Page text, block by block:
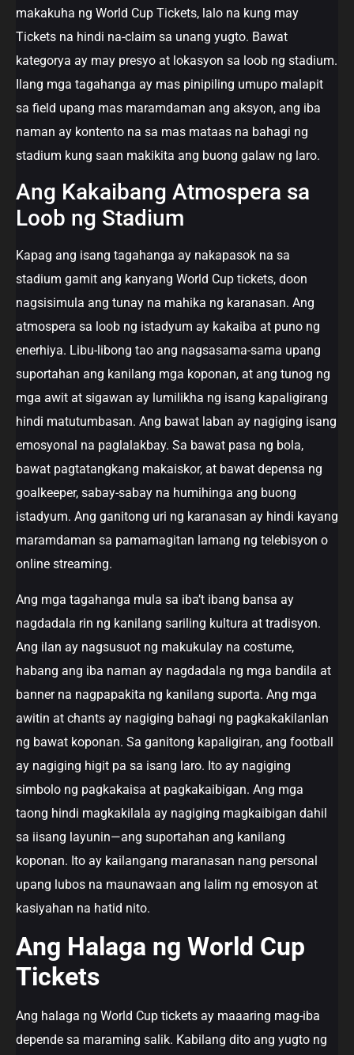
makakuha ng World Cup Tickets, lalo na kung may
Tickets na hindi na-claim sa unang yugto. Bawat
kategorya ay may presyo at lokasyon sa loob ng stadium.
Ilang mga tagahanga ay mas pinipiling umupo malapit
sa field upang mas maramdaman ang aksyon, ang iba
naman ay kontento na sa mas mataas na bahagi ng
stadium kung saan makikita ang buong galaw ng laro.
Ang Kakaibang Atmospera sa
Loob ng Stadium
Kapag ang isang tagahanga ay nakapasok na sa
stadium gamit ang kanyang World Cup tickets, doon
nagsisimula ang tunay na mahika ng karanasan. Ang
atmospera sa loob ng istadyum ay kakaiba at puno ng
enerhiya. Libu-libong tao ang nagsasama-sama upang
suportahan ang kanilang mga koponan, at ang tunog ng
mga awit at sigawan ay lumilikha ng isang kapaligirang
hindi matutumbasan. Ang bawat laban ay nagiging isang
emosyonal na paglalakbay. Sa bawat pasa ng bola,
bawat pagtatangkang makaiskor, at bawat depensa ng
goalkeeper, sabay-sabay na humihinga ang buong
istadyum. Ang ganitong uri ng karanasan ay hindi kayang
maramdaman sa pamamagitan lamang ng telebisyon o
online streaming.
Ang mga tagahanga mula sa iba’t ibang bansa ay
nagdadala rin ng kanilang sariling kultura at tradisyon.
Ang ilan ay nagsusuot ng makukulay na costume,
habang ang iba naman ay nagdadala ng mga bandila at
banner na nagpapakita ng kanilang suporta. Ang mga
awitin at chants ay nagiging bahagi ng pagkakakilanlan
ng bawat koponan. Sa ganitong kapaligiran, ang football
ay nagiging higit pa sa isang laro. Ito ay nagiging
simbolo ng pagkakaisa at pagkakaibigan. Ang mga
taong hindi magkakilala ay nagiging magkaibigan dahil
sa iisang layunin—ang suportahan ang kanilang
koponan. Ito ay kailangang maranasan nang personal
upang lubos na maunawaan ang lalim ng emosyon at
kasiyahan na hatid nito.
Ang Halaga ng World Cup
Tickets
Ang halaga ng World Cup tickets ay maaaring mag-iba
depende sa maraming salik. Kabilang dito ang yugto ng